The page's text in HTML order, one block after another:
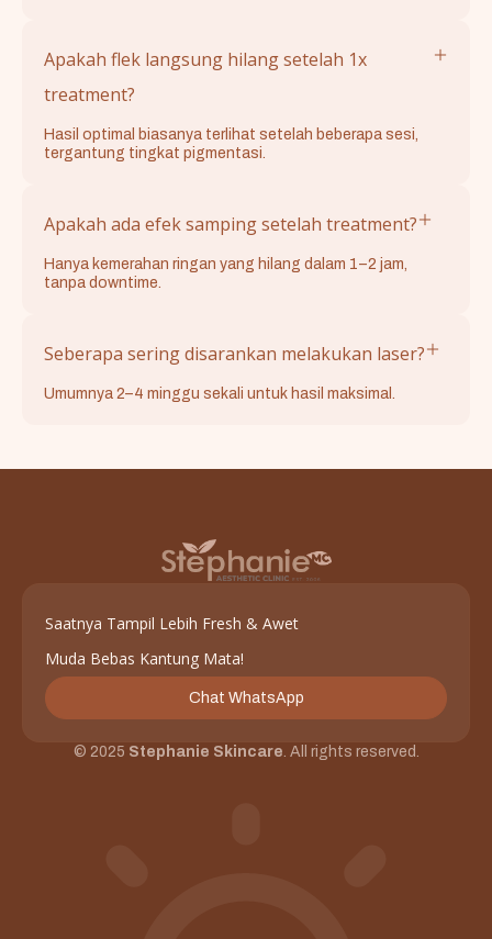
Apakah flek langsung hilang setelah 1x
treatment?
Hasil optimal biasanya terlihat setelah beberapa sesi,
tergantung tingkat pigmentasi.
Apakah ada efek samping setelah treatment?
Hanya kemerahan ringan yang hilang dalam 1–2 jam,
tanpa downtime.
Seberapa sering disarankan melakukan laser?
Umumnya 2–4 minggu sekali untuk hasil maksimal.
Saatnya Tampil Lebih Fresh & Awet
Muda Bebas Kantung Mata!
Chat WhatsApp
© 2025 Stephanie Skincare. All rights reserved.